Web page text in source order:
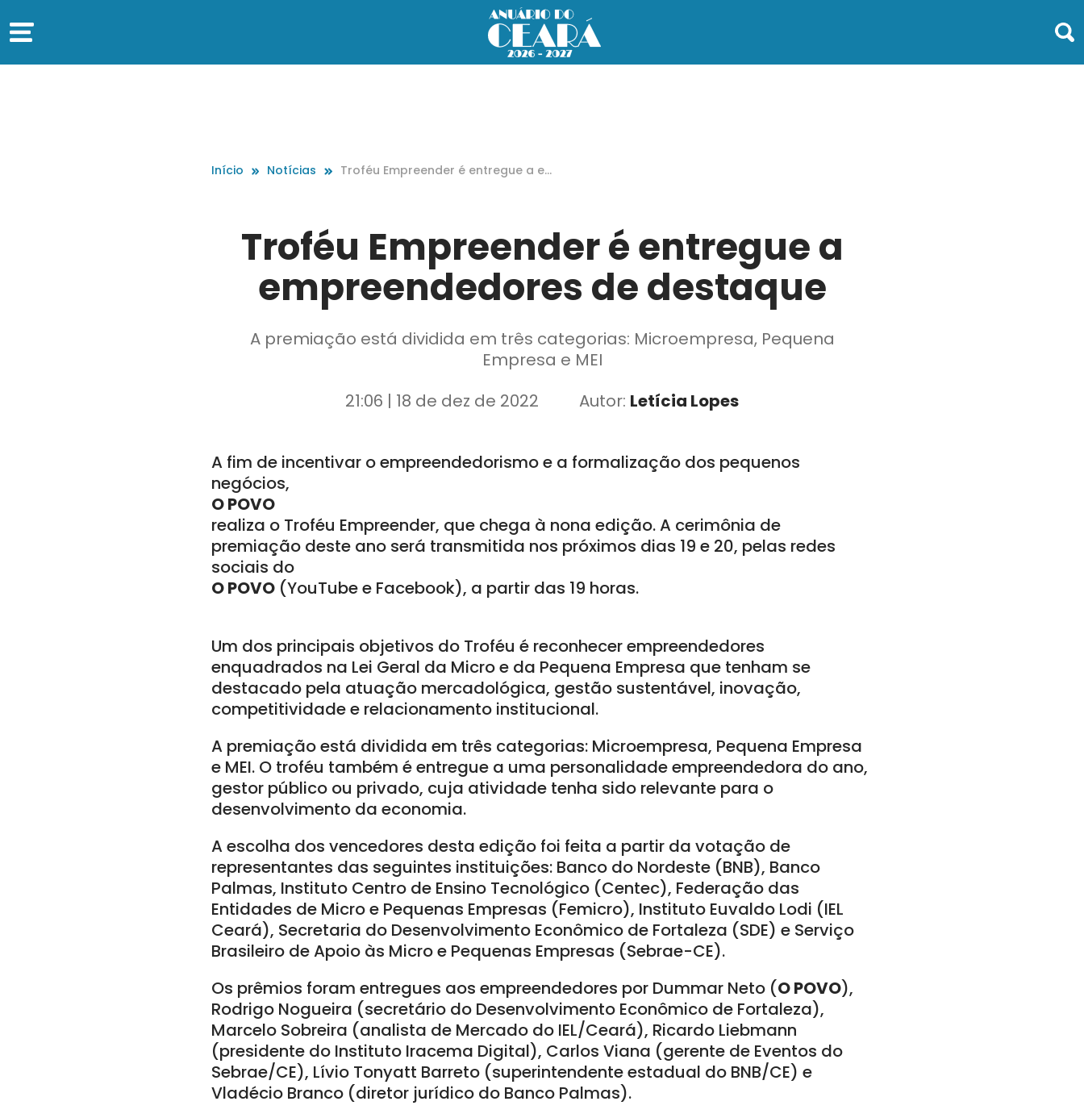
Início Notícias
Troféu Empreender é entregue a em
Troféu Empreender é entregue a
empreendedores de destaque
A premiação está dividida em três categorias: Microempresa, Pequena
Empresa e MEI
21:06 | 18 de dez de 2022
Autor: Letícia Lopes
A fim de incentivar o empreendedorismo e a formalização dos pequenos
negócios,
O POVO
realiza o Troféu Empreender, que chega à nona edição. A cerimônia de
premiação deste ano será transmitida nos próximos dias 19 e 20, pelas redes
sociais do
O POVO (YouTube e Facebook), a partir das 19 horas.
Um dos principais objetivos do Troféu é reconhecer empreendedores
enquadrados na Lei Geral da Micro e da Pequena Empresa que tenham se
destacado pela atuação mercadológica, gestão sustentável, inovação,
competitividade e relacionamento institucional.
A premiação está dividida em três categorias: Microempresa, Pequena Empresa
e MEI. O troféu também é entregue a uma personalidade empreendedora do ano,
gestor público ou privado, cuja atividade tenha sido relevante para o
desenvolvimento da economia.
A escolha dos vencedores desta edição foi feita a partir da votação de
representantes das seguintes instituições: Banco do Nordeste (BNB), Banco
Palmas, Instituto Centro de Ensino Tecnológico (Centec), Federação das
Entidades de Micro e Pequenas Empresas (Femicro), Instituto Euvaldo Lodi (IEL
Ceará), Secretaria do Desenvolvimento Econômico de Fortaleza (SDE) e Serviço
Brasileiro de Apoio às Micro e Pequenas Empresas (Sebrae-CE).
Os prêmios foram entregues aos empreendedores por Dummar Neto (O POVO),
Rodrigo Nogueira (secretário do Desenvolvimento Econômico de Fortaleza),
Marcelo Sobreira (analista de Mercado do IEL/Ceará), Ricardo Liebmann
(presidente do Instituto Iracema Digital), Carlos Viana (gerente de Eventos do
Sebrae/CE), Lívio Tonyatt Barreto (superintendente estadual do BNB/CE) e
Vladécio Branco (diretor jurídico do Banco Palmas).